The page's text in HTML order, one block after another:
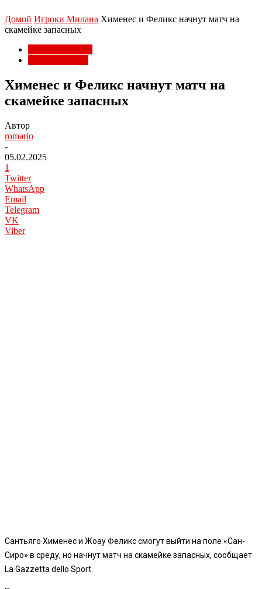
Домой Игроки Милана Хименес и Феликс начнут матч на
скамейке запасных
Хименес и Феликс начнут матч на
скамейке запасных
Автор
romario
-
05.02.2025
1
Twitter
WhatsApp
Email
Telegram
VK
Viber
Сантьяго Хименес и Жоау Феликс смогут выйти на поле «Сан-
Сиро» в среду, но начнут матч на скамейке запасных, сообщает
La Gazzetta dello Sport.